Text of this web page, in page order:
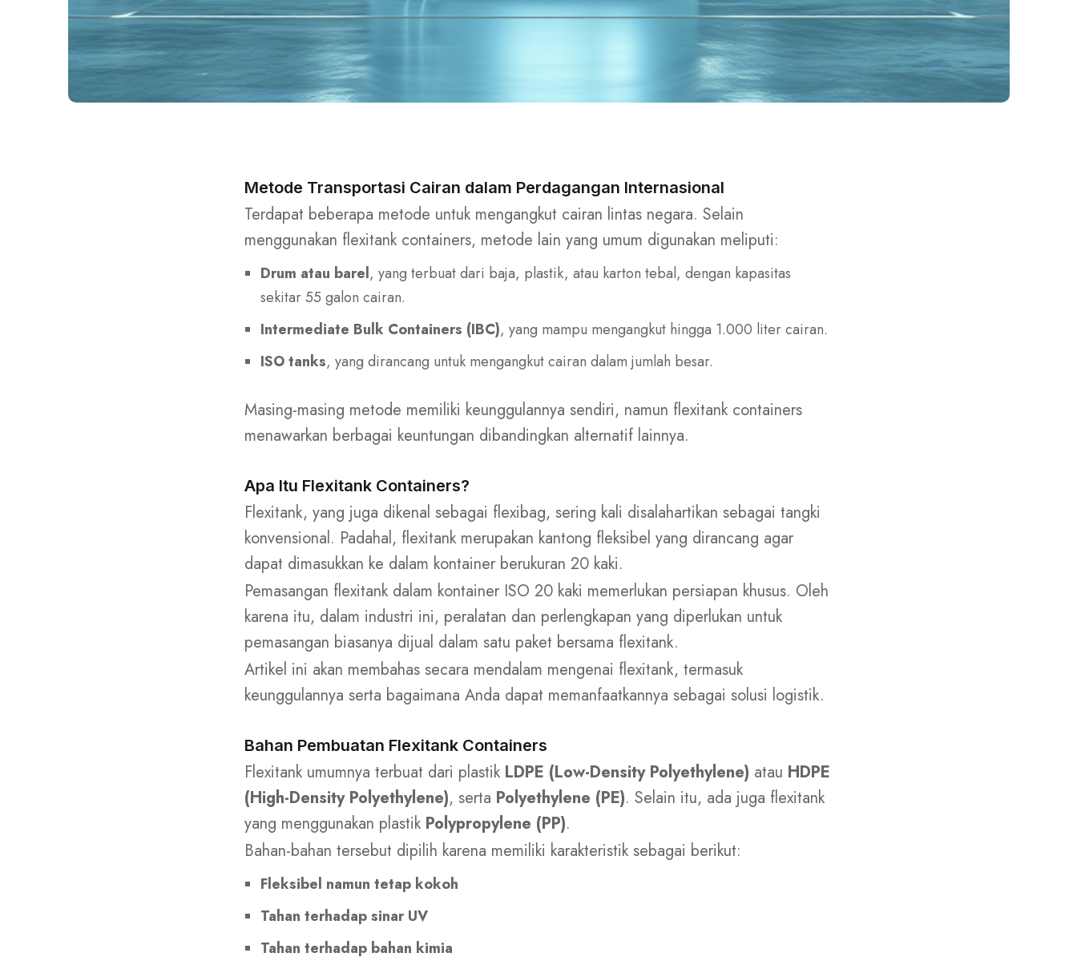
Metode Transportasi Cairan dalam Perdagangan Internasional
Terdapat beberapa metode untuk mengangkut cairan lintas negara. Selain
menggunakan flexitank containers, metode lain yang umum digunakan meliputi:
Drum atau barel, yang terbuat dari baja, plastik, atau karton tebal, dengan kapasitas
sekitar 55 galon cairan.
Intermediate Bulk Containers (IBC), yang mampu mengangkut hingga 1.000 liter cairan.
ISO tanks, yang dirancang untuk mengangkut cairan dalam jumlah besar.
Masing-masing metode memiliki keunggulannya sendiri, namun flexitank containers
menawarkan berbagai keuntungan dibandingkan alternatif lainnya.
Apa Itu Flexitank Containers?
Flexitank, yang juga dikenal sebagai flexibag, sering kali disalahartikan sebagai tangki
konvensional. Padahal, flexitank merupakan kantong fleksibel yang dirancang agar
dapat dimasukkan ke dalam kontainer berukuran 20 kaki.
Pemasangan flexitank dalam kontainer ISO 20 kaki memerlukan persiapan khusus. Oleh
karena itu, dalam industri ini, peralatan dan perlengkapan yang diperlukan untuk
pemasangan biasanya dijual dalam satu paket bersama flexitank.
Artikel ini akan membahas secara mendalam mengenai flexitank, termasuk
keunggulannya serta bagaimana Anda dapat memanfaatkannya sebagai solusi logistik.
Bahan Pembuatan Flexitank Containers
Flexitank umumnya terbuat dari plastik LDPE (Low-Density Polyethylene) atau HDPE
(High-Density Polyethylene), serta Polyethylene (PE). Selain itu, ada juga flexitank
yang menggunakan plastik Polypropylene (PP).
Bahan-bahan tersebut dipilih karena memiliki karakteristik sebagai berikut:
Fleksibel namun tetap kokoh
Tahan terhadap sinar UV
Tahan terhadap bahan kimia